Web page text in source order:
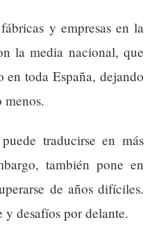
y empresas en la
la media nacional, que
toda España, dejando
menos.
traducirse en más
también pone en
de años difíciles.
desafíos por delante.